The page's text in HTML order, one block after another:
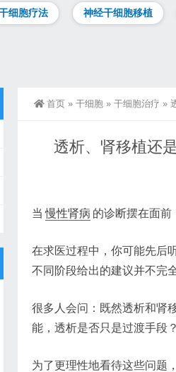
细胞疗法 神经干细胞移植
首页 » 干细胞 » 干细胞治疗 »
透析、肾移植还
当 慢性肾病 的诊断摆在面前
在求医过程中，你可能先后
不同阶段给出的建议并不完
很多人会问：既然透析和肾
能，透析是否只是过渡手段
为了更理性地看待这些问题